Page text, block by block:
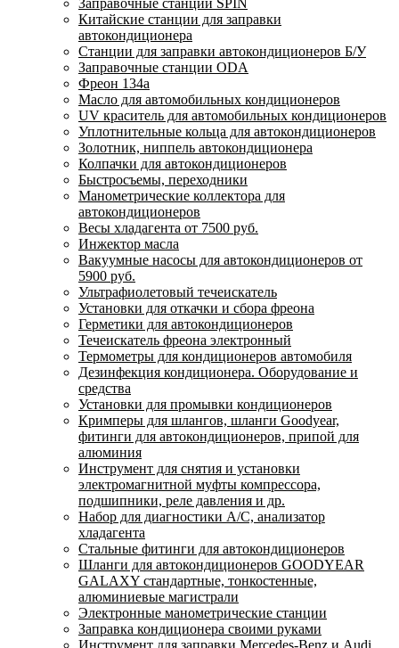
Заправочные станции SPIN
Китайские станции для заправки
автокондиционера
Станции для заправки автокондиционеров Б/У
Заправочные станции ODA
Фреон 134a
Масло для автомобильных кондиционеров
UV краситель для автомобильных кондиционеров
Уплотнительные кольца для автокондиционеров
Золотник, ниппель автокондиционера
Колпачки для автокондиционеров
Быстросъемы, переходники
Манометрические коллектора для
автокондиционеров
Весы хладагента от 7500 руб.
Инжектор масла
Вакуумные насосы для автокондиционеров от
5900 руб.
Ультрафиолетовый течеискатель
Установки для откачки и сбора фреона
Герметики для автокондиционеров
Течеискатель фреона электронный
Термометры для кондиционеров автомобиля
Дезинфекция кондиционера. Оборудование и
средства
Установки для промывки кондиционеров
Кримперы для шлангов, шланги Goodyear,
фитинги для автокондиционеров, припой для
алюминия
Инструмент для снятия и установки
электромагнитной муфты компрессора,
подшипники, реле давления и др.
Набор для диагностики A/C, анализатор
хладагента
Стальные фитинги для автокондиционеров
Шланги для автокондиционеров GOODYEAR
GALAXY стандартные, тонкостенные,
алюминиевые магистрали
Электронные манометрические станции
Заправка кондиционера своими руками